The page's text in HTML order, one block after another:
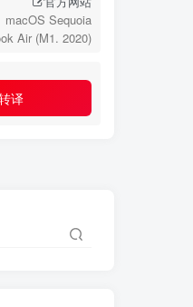
macOS Sequoia
Air (M1. 2020)
译